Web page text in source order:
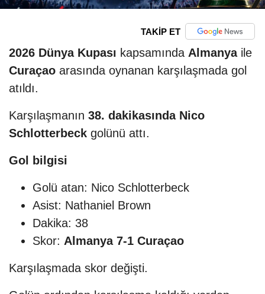
TAKİP ET
2026 Dünya Kupası kapsamında Almanyaile
Curaçao arasında oynanan karşılaşmada gol
atıldı.
Karşılaşmanın 38. dakikasında Nico
Schlotterbeck golünü attı.
Gol bilgisi
Golü atan: Nico Schlotterbeck
Asist: Nathaniel Brown
Dakika: 38
Skor: Almanya 7-1 Curaçao
Karşılaşmada skor değişti.